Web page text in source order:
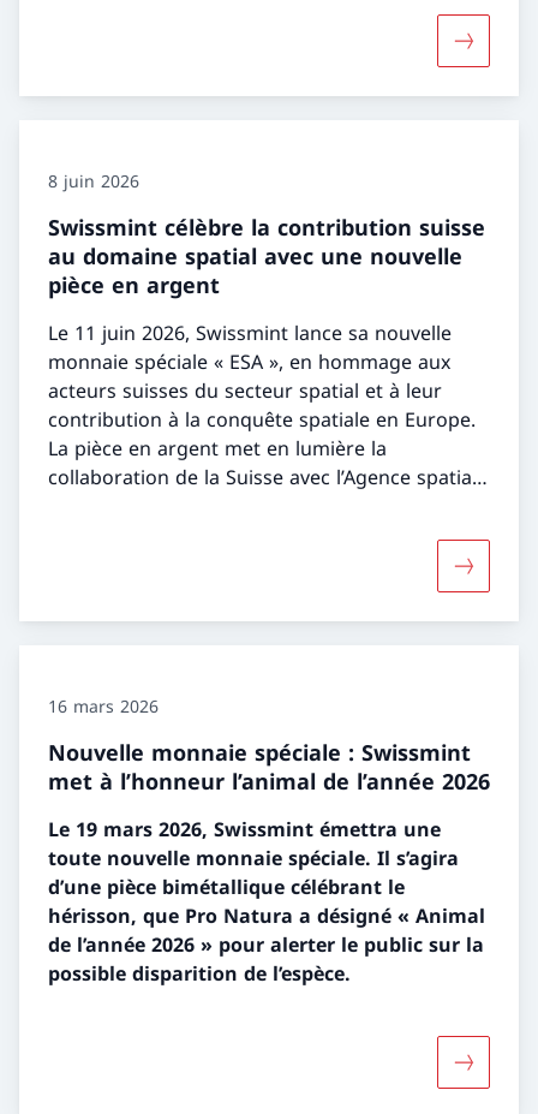
8 juin 2026
Swissmint célèbre la contribution suisse
au domaine spatial avec une nouvelle
pièce en argent
Le 11 juin 2026, Swissmint lance sa nouvelle
monnaie spéciale « ESA », en hommage aux
acteurs suisses du secteur spatial et à leur
contribution à la conquête spatiale en Europe.
La pièce en argent met en lumière la
collaboration de la Suisse avec l’Agence spatiale
16 mars 2026
Nouvelle monnaie spéciale : Swissmint
met à l’honneur l’animal de l’année 2026
Le 19 mars 2026, Swissmint émettra une
toute nouvelle monnaie spéciale. Il s’agira
d’une pièce bimétallique célébrant le
hérisson, que Pro Natura a désigné « Animal
de l’année 2026 » pour alerter le public sur la
possible disparition de l’espèce.